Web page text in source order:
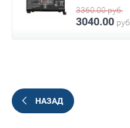
3360.00руб.
3040.00 руб.
НАЗАД